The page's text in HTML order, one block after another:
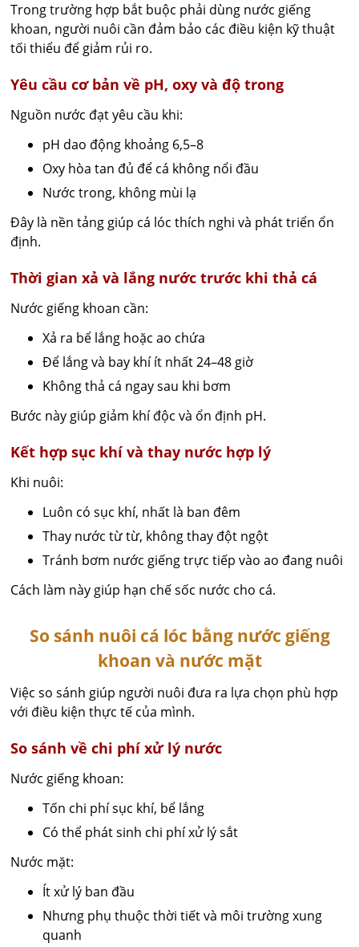
Trong trường hợp bắt buộc phải dùng nước giếng
khoan, người nuôi cần đảm bảo các điều kiện kỹ thuật
tối thiểu để giảm rủi ro.
Yêu cầu cơ bản về pH, oxy và độ trong
Nguồn nước đạt yêu cầu khi:
pH dao động khoảng 6,5–8
Oxy hòa tan đủ để cá không nổi đầu
Nước trong, không mùi lạ
Đây là nền tảng giúp cá lóc thích nghi và phát triển ổn
định.
Thời gian xả và lắng nước trước khi thả cá
Nước giếng khoan cần:
Xả ra bể lắng hoặc ao chứa
Để lắng và bay khí ít nhất 24–48 giờ
Không thả cá ngay sau khi bơm
Bước này giúp giảm khí độc và ổn định pH.
Kết hợp sục khí và thay nước hợp lý
Khi nuôi:
Luôn có sục khí, nhất là ban đêm
Thay nước từ từ, không thay đột ngột
Tránh bơm nước giếng trực tiếp vào ao đang nuôi
Cách làm này giúp hạn chế sốc nước cho cá.
So sánh nuôi cá lóc bằng nước giếng
khoan và nước mặt
Việc so sánh giúp người nuôi đưa ra lựa chọn phù hợp
với điều kiện thực tế của mình.
So sánh về chi phí xử lý nước
Nước giếng khoan:
Tốn chi phí sục khí, bể lắng
Có thể phát sinh chi phí xử lý sắt
Nước mặt:
Ít xử lý ban đầu
Nhưng phụ thuộc thời tiết và môi trường xung
quanh